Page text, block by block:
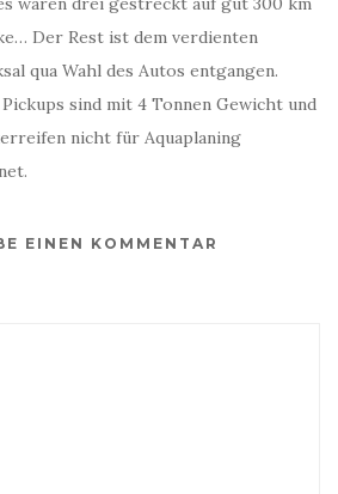
Der Rest ist dem verdienten
qua Wahl des Autos entgangen.
sind mit 4 Tonnen Gewicht und
nicht für Aquaplaning
EINEN KOMMENTAR